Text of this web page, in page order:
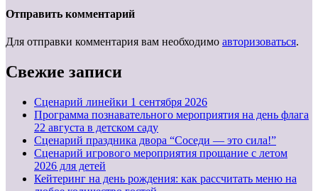
Отправить комментарий
Для отправки комментария вам необходимо авторизоваться.
Свежие записи
Cценарий линейки 1 сентября 2026
Программа познавательного мероприятия на день флага
22 августа в детском саду
Сценарий праздника двора “Соседи — это сила!”
Сценарий игрового мероприятия прощание с летом
2026 для детей
Кейтеринг на день рождения: как рассчитать меню на